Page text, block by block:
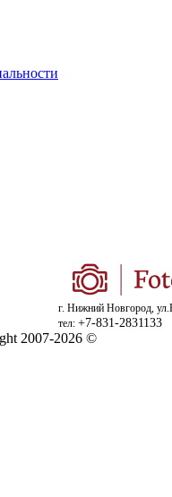
г. Нижний Новгород,
тел: +7-831-2831133
2007-2026 ©